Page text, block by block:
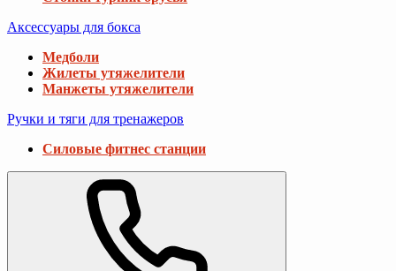
Аксессуары для бокса
Медболи
Жилеты утяжелители
Манжеты утяжелители
Ручки и тяги для тренажеров
Силовые фитнес станции